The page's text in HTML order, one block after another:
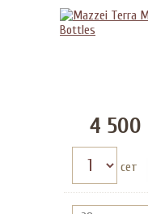
4 500
сет